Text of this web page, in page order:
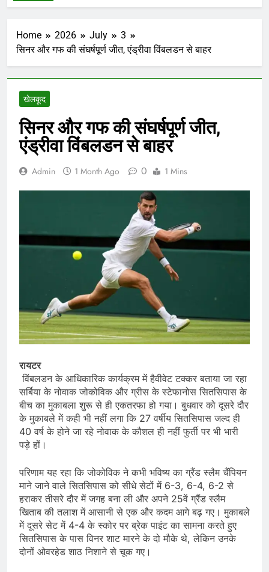
Home 2026 July
3
सिनर और गफ की संघर्षपूर्ण जीत, एंड्रीवा विंबलडन से बाहर
खेलकूद
सिनर और गफ की संघर्षपूर्ण जीत,
एंड्रीवा विंबलडन से बाहर
Admin 1 Month Ago 0 1 Mins
रायटर
विंबलडन के आधिकारिक कार्यक्रम में हैवीवेट टक्कर बताया जा रहा
सर्बिया के नोवाक जोकोविक और ग्रीस के स्टेफानोस सितसिपास के
बीच का मुकाबला शुरू से ही एकतरफा हो गया। बुधवार को दूसरे दौर
के मुकाबले में कही भी नहीं लगा कि 27 वर्षीय सितसिपास जल्द ही
40 वर्ष के होने जा रहे नोवाक के कौशल ही नहीं फुर्ती पर भी भारी
पड़े हों।
परिणाम यह रहा कि जोकोविक ने कभी भविष्य का ग्रैंड स्लैम चैंपियन
माने जाने वाले सितसिपास को सीधे सेटों में 6-3, 6-4, 6-2 से
हराकर तीसरे दौर में जगह बना ली और अपने 25वें ग्रैंड स्लैम
खिताब की तलाश में आसानी से एक और कदम आगे बढ़ गए। मुकाबले
में दूसरे सेट में 4-4 के स्कोर पर ब्रेक पाइंट का सामना करते हुए
सितसिपास के पास विनर शाट मारने के दो मौके थे, लेकिन उनके
दोनों ओवरहेड शाठ निशाने से चूक गए।